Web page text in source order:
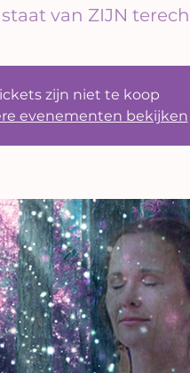
van ZIJN
zijn niet te koop
evenementen bekijken